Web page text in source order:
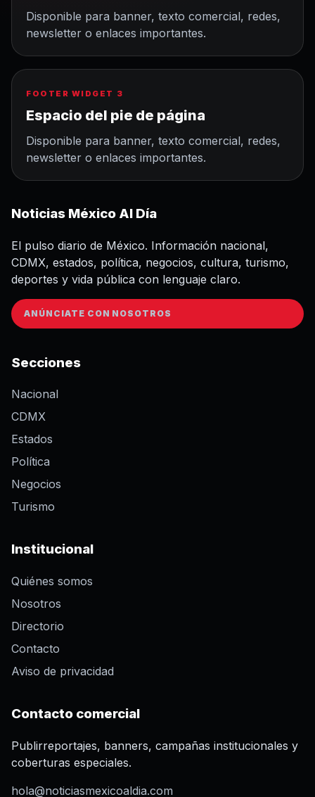
Disponible para banner, texto comercial, redes,
newsletter o enlaces importantes.
FOOTER WIDGET 3
Espacio del pie de página
Disponible para banner, texto comercial, redes,
newsletter o enlaces importantes.
Noticias México Al Día
El pulso diario de México. Información nacional,
CDMX, estados, política, negocios, cultura, turismo,
deportes y vida pública con lenguaje claro.
ANÚNCIATE CON NOSOTROS
Secciones
Nacional
CDMX
Estados
Política
Negocios
Turismo
Institucional
Quiénes somos
Nosotros
Directorio
Contacto
Aviso de privacidad
Contacto comercial
Publirreportajes, banners, campañas institucionales y
coberturas especiales.
hola@noticiasmexicoaldia.com